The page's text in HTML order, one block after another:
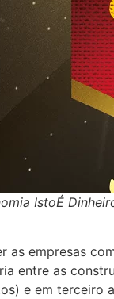
IstoÉ
as empresas
entre as
e em terceiro